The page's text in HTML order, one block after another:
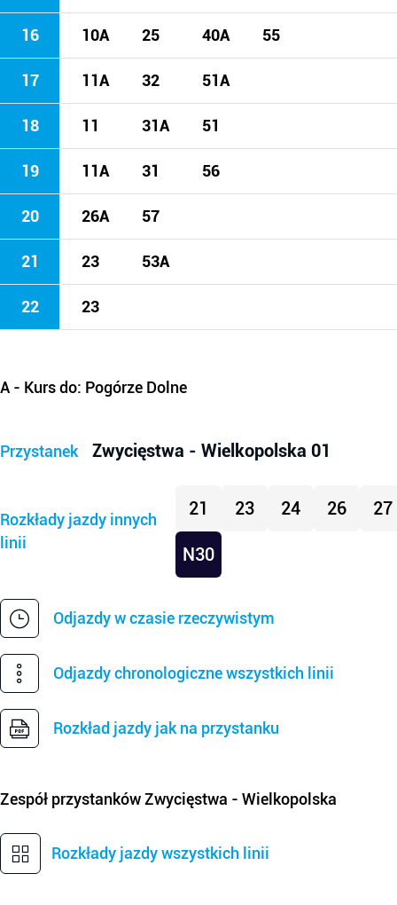
16 10A 25 40A 55
17 11A 32 51A
18 11 31A 51
19 11A 31 56
20 26A 57
21 23 53A
22 23
A - Kurs do: Pogórze Dolne
Przystanek Zwycięstwa - Wielkopolska 01
Rozkłady jazdy innych
linii
21 23 24 26 27
N30
Odjazdy w czasie rzeczywistym
Odjazdy chronologiczne wszystkich linii
Rozkład jazdy jak na przystanku
Zespół przystankówZwycięstwa - Wielkopolska
Rozkłady jazdy wszystkich linii